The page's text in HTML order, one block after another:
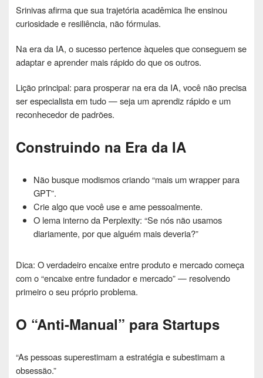
Srinivas afirma que sua trajetória acadêmica lhe ensinou
curiosidade e resiliência, não fórmulas.
Na era da IA, o sucesso pertence àqueles que conseguem se
adaptar e aprender mais rápido do que os outros.
Lição principal: para prosperar na era da IA, você não precisa
ser especialista em tudo — seja um aprendiz rápido e um
reconhecedor de padrões.
Construindo na Era da IA
Não busque modismos criando “mais um wrapper para
GPT”.
Crie algo que você use e ame pessoalmente.
O lema interno da Perplexity: “Se nós não usamos
diariamente, por que alguém mais deveria?”
Dica: O verdadeiro encaixe entre produto e mercado começa
com o “encaixe entre fundador e mercado” — resolvendo
primeiro o seu próprio problema.
O “Anti-Manual” para Startups
“As pessoas superestimam a estratégia e subestimam a
obsessão.”